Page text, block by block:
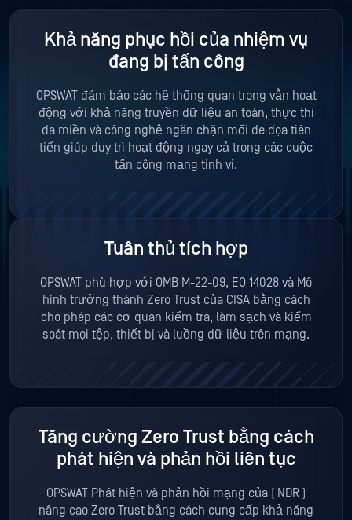
Khả năng phục hồi của nhiệm vụ
đang bị tấn công
OPSWAT đảm bảo các hệ thống quan trọng vẫn hoạt
động với khả năng truyền dữ liệu an toàn, thực thi
đa miền và công nghệ ngăn chặn mối đe dọa tiên
tiến giúp duy trì hoạt động ngay cả trong các cuộc
tấn công mạng tinh vi.
Tuân thủ tích hợp
OPSWAT phù hợp với OMB M-22-09, EO 14028 và Mô
hình trưởng thành Zero Trust của CISA bằng cách
cho phép các cơ quan kiểm tra, làm sạch và kiểm
soát mọi tệp, thiết bị và luồng dữ liệu trên mạng.
Tăng cường Zero Trust bằng cách
phát hiện và phản hồi liên tục
OPSWAT Phát hiện và phản hồi mạng của ( NDR )
nâng cao Zero Trust bằng cách cung cấp khả năng